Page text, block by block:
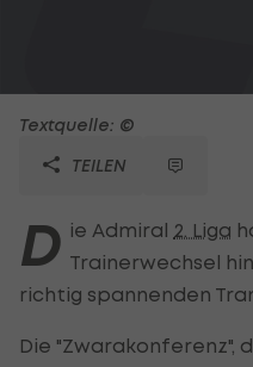
Textquelle: ©
TEILEN
D ie Admiral 2. Liga
Trainerwechsel
richtig spannenden
Die "Zwarakonferenz",